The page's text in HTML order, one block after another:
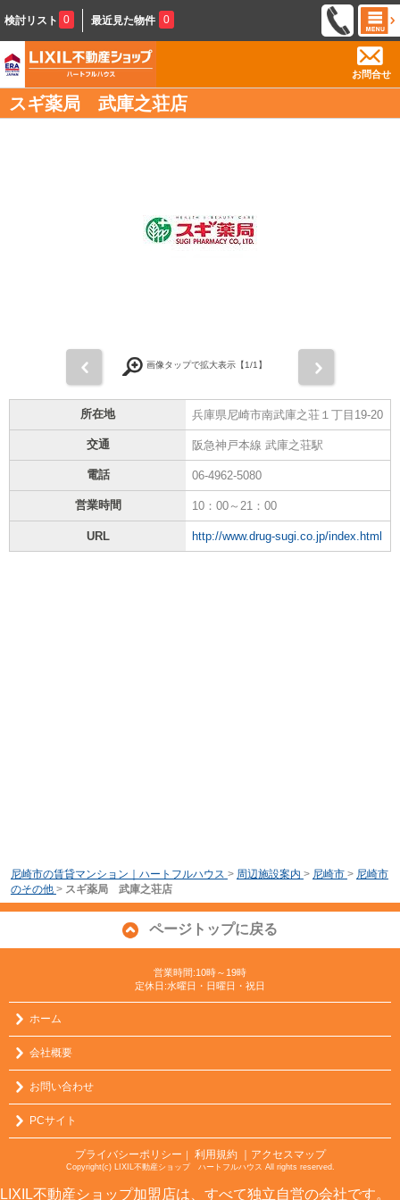
検討リスト 0 最近見た物件 0
お問合せ
スギ薬局 武庫之荘店
画像タップで拡大表示【1/1】
所在地 兵庫県尼崎市南武庫之荘１丁目19-20
交通 阪急神戸本線 武庫之荘駅
電話 06-4962-5080
営業時間 10：00～21：00
URL http://www.drug-sugi.co.jp/index.html
尼崎市の賃貸マンション｜ハートフルハウス > 周辺施設案内 > 尼崎市 > 尼崎市
のその他 > スギ薬局 武庫之荘店
ページトップに戻る
営業時間:10時～19時
定休日:水曜日・日曜日・祝日
ホーム
会社概要
お問い合わせ
PCサイト
プライバシーポリシー ｜ 利用規約 ｜アクセスマップ
Copyright(c) LIXIL不動産ショップ ハートフルハウス All rights reserved.
LIXIL不動産ショップ加盟店は、すべて独立自営の会社です。